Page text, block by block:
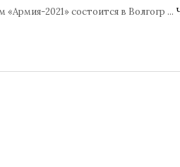
2021» состоится в Волгогр ...